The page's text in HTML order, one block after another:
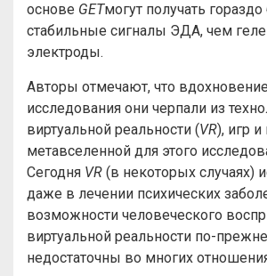
основе GETмогут получать
стабильные сигналы ЭДА, чем
электроды.
Авторы отмечают, что
исследования они черпали из
виртуальной реальности (VR), игр
метавселенной для этого
Сегодня VR (в некоторых случаях)
даже в лечении психических
возможности человеческого
виртуальной реальности по-
недостаточны во многих